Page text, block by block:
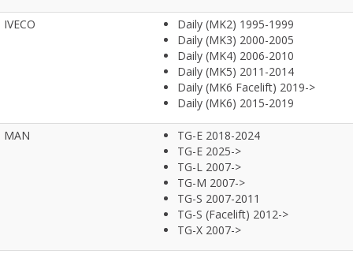
IVECO
Daily (MK2) 1995-1999
Daily (MK3) 2000-2005
Daily (MK4) 2006-2010
Daily (MK5) 2011-2014
Daily (MK6 Facelift) 2019->
Daily (MK6) 2015-2019
MAN
TG-E 2018-2024
TG-E 2025->
TG-L 2007->
TG-M 2007->
TG-S 2007-2011
TG-S (Facelift) 2012->
TG-X 2007->